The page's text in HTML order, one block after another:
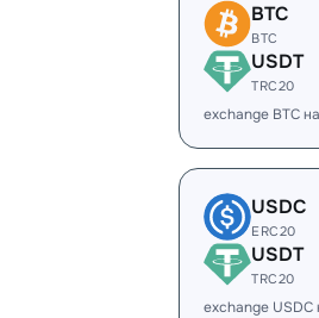
BTC
BTC
USDT
TRC20
exchange BTC
USDC
ERC20
USDT
TRC20
exchange USDC